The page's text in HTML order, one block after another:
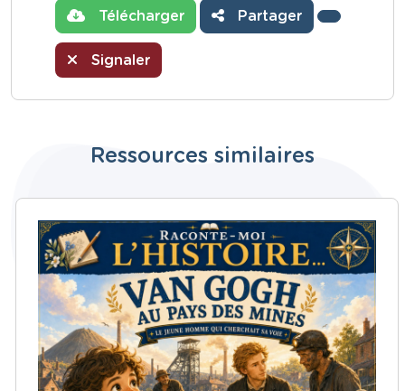
Télécharger Partager
Signaler
Ressources similaires